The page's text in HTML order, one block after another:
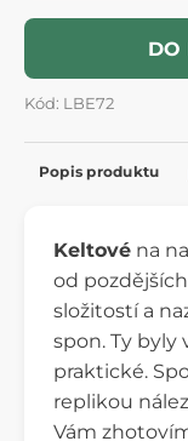
DO
Kód: LBE72
Popis produktu
Keltové na
od
složitostí a
spon. Ty
praktické.
replikou
Vám